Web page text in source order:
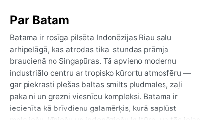
Par Batam
Batama ir rosīga pilsēta Indonēzijas Riau salu
arhipelāgā, kas atrodas tikai stundas prāmja
braucienā no Singapūras. Tā apvieno modernu
industriālo centru ar tropisko kūrortu atmosfēru —
gar piekrasti plešas baltas smilts pludmales, zaļi
pakalni un grezni viesnīcu kompleksi. Batama ir
iecienīta kā brīvdienu galamērķis, kurā saplūst
malajiešu, ķīniešu un indonēziešu kultūra, un tās ielas